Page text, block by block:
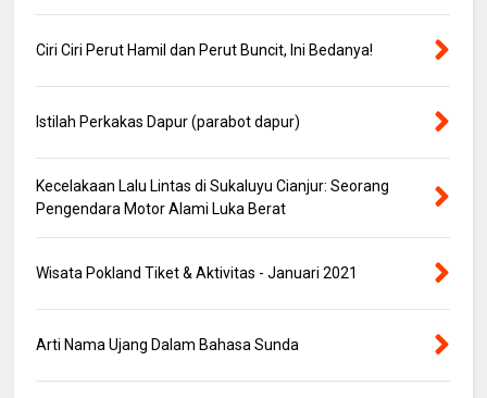
Ciri Ciri Perut Hamil dan Perut Buncit, Ini Bedanya!
Istilah Perkakas Dapur (parabot dapur)
Kecelakaan Lalu Lintas di Sukaluyu Cianjur: Seorang
Pengendara Motor Alami Luka Berat
Wisata Pokland Tiket & Aktivitas - Januari 2021
Arti Nama Ujang Dalam Bahasa Sunda